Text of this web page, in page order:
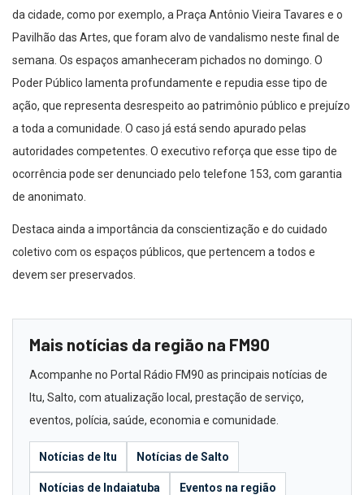
da cidade, como por exemplo, a Praça Antônio Vieira Tavares e o
Pavilhão das Artes, que foram alvo de vandalismo neste final de
semana. Os espaços amanheceram pichados no domingo. O
Poder Público lamenta profundamente e repudia esse tipo de
ação, que representa desrespeito ao patrimônio público e prejuízo
a toda a comunidade. O caso já está sendo apurado pelas
autoridades competentes. O executivo reforça que esse tipo de
ocorrência pode ser denunciado pelo telefone 153, com garantia
de anonimato.
Destaca ainda a importância da conscientização e do cuidado
coletivo com os espaços públicos, que pertencem a todos e
devem ser preservados.
Mais notícias da região na FM90
Acompanhe no Portal Rádio FM90 as principais notícias de
Itu, Salto, com atualização local, prestação de serviço,
eventos, polícia, saúde, economia e comunidade.
Notícias de Itu Notícias de Salto
Notícias de Indaiatuba Eventos na região